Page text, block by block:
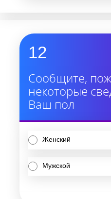
12
Сообщите,
некоторые
Ваш пол
Женский
Мужской